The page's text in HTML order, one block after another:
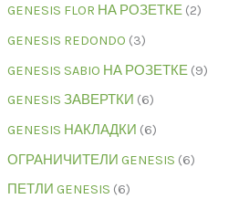
GENESIS FLOR НА РОЗЕТКЕ 2
GENESIS REDONDO 3
GENESIS SABIO НА РОЗЕТКЕ 9
GENESIS ЗАВЕРТКИ 6
GENESIS НАКЛАДКИ 6
ОГРАНИЧИТЕЛИ GENESIS 6
ПЕТЛИ GENESIS 6